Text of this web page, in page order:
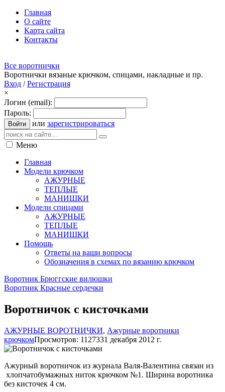
Главная
О сайте
Карта сайта
Контакты
Все воротнички
Воротнички вязаные крючком, спицами, накладные и пр.
Вход /Регистрация
×
Логин (email):
Пароль:
Войти или зарегистрироваться
Меню
Главная
Модели крючком
АЖУРНЫЕ
ТЕПЛЫЕ
МАНИШКИ
Модели спицами
АЖУРНЫЕ
ТЕПЛЫЕ
МАНИШКИ
Помощь
Ответы на ваши вопросы
Обозначения в схемах по вязанию крючком
Воротник Брюггские вилюшки
Воротник Красные сердечки
Воротничок с кисточками
АЖУРНЫЕ ВОРОТНИЧКИ, Ажурные воротники
крючкомПросмотров: 1127331 декабря 2012 г.
Ажурный воротничок из журнала Валя-Валентина связан из
хлопчатобумажных ниток крючком №1. Ширина воротника
без кисточек 4 см.